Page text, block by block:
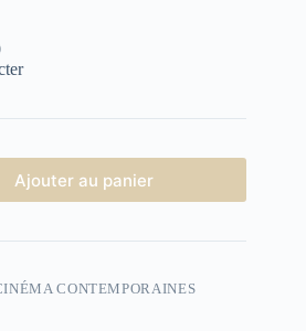
Ajouter au panier
CONTEMPORAINES